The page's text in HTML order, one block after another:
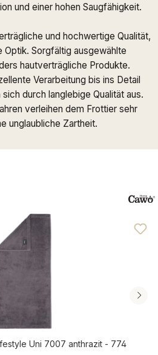
und einer hohen Saugfähigkeit.
und hochwertige Qualität,
Sorgfältig ausgewählte
hautverträgliche Produkte.
Verarbeitung bis ins Detail
durch langlebige Qualität aus.
verleihen dem Frottier sehr
unglaubliche Zartheit.
von 4.76 von 5 Sternen
Uni 7007 anthrazit - 774